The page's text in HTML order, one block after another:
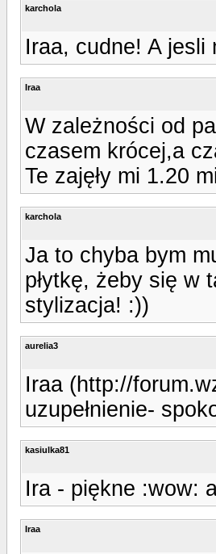
karchola
Iraa, cudne! A
Iraa
W zależności od
czasem krócej,a
Te zajęły mi 1.20
karchola
Ja to chyba bym
płytkę, żeby się w
stylizacja! :))
aurelia3
Iraa (http://
uzupełnienie-
kasiulka81
Ira - piękne :wow:
Iraa